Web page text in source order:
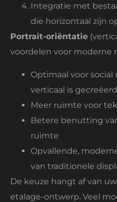
Integratie met
die horizontaal zijn
Portrait-oriëntatie
voordelen voor moderne
Optimaal voor
verticaal is gecreëerd
Meer ruimte voor
Betere benutting
ruimte
Opvallende,
van traditionele
De keuze hangt af van
etalage-ontwerp. Veel